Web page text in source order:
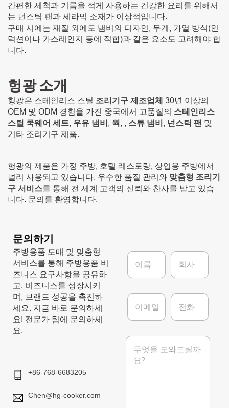
간편한 세척과 기름을 적게 사용하는 건강한 요리를 위해서
는 넌스틱 팬과 세라믹 소재가 이상적입니다.
구매 시에는 재질 외에도 냄비의 디자인, 무게, 가열 방식(인
덕션이나 가스레인지 등에 적합)과 같은 요소도 고려해야 합
니다.
헝광 소개
헝광은 스테인리스 스틸 조리기구 제조업체 30년 이상의
OEM 및 ODM 경험을 가진 중국에서 고품질의 스테인리스
스틸 쿡웨어 세트, 우유 냄비 , 웍 , , 스튜 냄비 , 넌스틱 팬 및
기타 조리기구 제품.
헝광의 제품은 가정 주방, 호텔 레스토랑, 상업용 주방에서
널리 사용되고 있습니다. 우수한 품질 관리와 맞춤형 조리기
구 서비스를 통해 전 세계 고객의 신뢰와 찬사를 받고 있습
니다. 문의를 환영합니다.
문의하기
주방용품 도매 및 맞춤형
서비스를 통해 주방용품 비
즈니스 요구사항을 공유하
고, 비즈니스를 성장시키
며, 브랜드 성공을 촉진하
세요. 지금 바로 문의하세
요! 전문가 팀에 문의하세
요.
+86-768-6683205
Chen@hg-cooker.com
이
*
회
이
일
전
메